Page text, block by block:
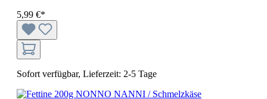
5,99 €*
Sofort verfügbar, Lieferzeit: 2-5 Tage